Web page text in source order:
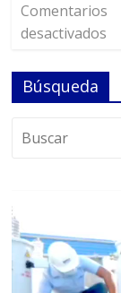
Comentarios
desactivados
Búsqueda